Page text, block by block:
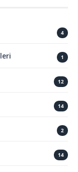
4
1
12
14
2
14